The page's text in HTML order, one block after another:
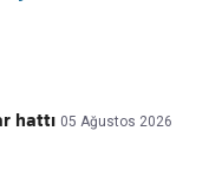
hattı 05 Ağustos 2026